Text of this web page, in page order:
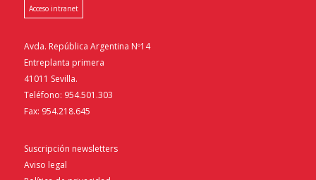
Acceso intranet
Avda. República Argentina Nº14
Entreplanta primera
41011 Sevilla.
Teléfono: 954.501.303
Fax: 954.218.645
Suscripción newsletters
Aviso legal